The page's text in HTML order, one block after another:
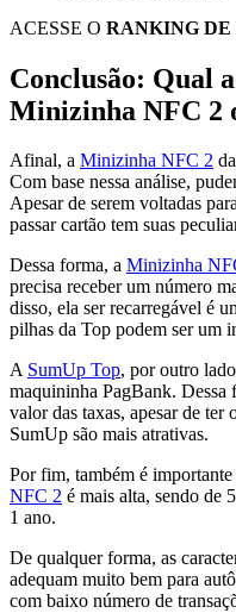
ACESSE O RANKING
Conclusão: Qual
Minizinha NFC 2
Afinal, a Minizinha NFC 2
Com base nessa análise,
Apesar de serem voltadas
passar cartão tem suas
Dessa forma, a Minizinha
precisa receber um número
disso, ela ser recarregável é
pilhas da Top podem ser um
A SumUp Top, por outro
maquininha PagBank. Dessa
valor das taxas, apesar de ter
SumUp são mais atrativas.
Por fim, também é
NFC 2 é mais alta, sendo de
1 ano.
De qualquer forma, as
adequam muito bem para
com baixo número de